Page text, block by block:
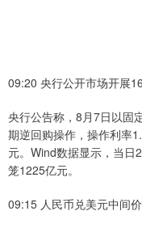
09:20 央行公开市场开展
央行公告称，8月7日以固
期逆回购操作，操作利率
元。Wind数据显示，当日
笼1225亿元。
09:15 人民币兑美元中间